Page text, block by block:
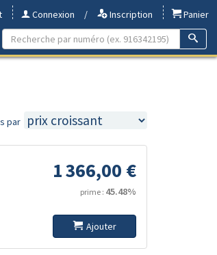
Connexion / Inscription
Panier
par
1 366,00 €
prime : 45.48%
Ajouter